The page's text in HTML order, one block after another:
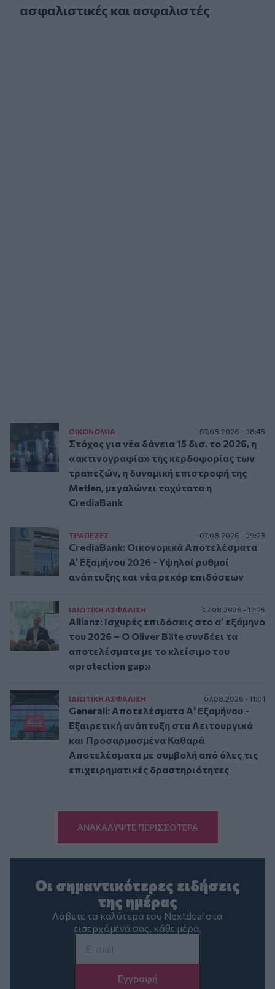
ασφαλιστικές και ασφαλιστές
ΟΙΚΟΝΟΜΙΑ 07.08.2026 - 08:45
Στόχος για νέα δάνεια 15 δισ. το 2026, η
«ακτινογραφία» της κερδοφορίας των
τραπεζών, η δυναμική επιστροφή της
Metlen, μεγαλώνει ταχύτατα η
CrediaBank
ΤΡAΠΕΖΕΣ 07.08.2026 - 09:23
CrediaBank: Οικονομικά Αποτελέσματα
A’ Εξαμήνου 2026 - Υψηλοί ρυθμοί
ανάπτυξης και νέα ρεκόρ επιδόσεων
ΙΔΙΩΤΙΚΗ ΑΣΦAΛΙΣΗ 07.08.2026 - 12:25
Allianz: Ισχυρές επιδόσεις στο α’ εξάμηνο
του 2026 – Ο Oliver Bäte συνδέει τα
αποτελέσματα με το κλείσιμο του
«protection gap»
ΙΔΙΩΤΙΚΗ ΑΣΦAΛΙΣΗ 07.08.2026 - 11:01
Generali: Αποτελέσματα Α' Εξαμήνου -
Εξαιρετική ανάπτυξη στα Λειτουργικά
και Προσαρμοσμένα Καθαρά
Αποτελέσματα με συμβολή από όλες τις
επιχειρηματικές δραστηριότητες
ΑΝΑΚΑΛΥΨΤΕ ΠΕΡΙΣΣΟΤΕΡΑ
Οι σημαντικότερες ειδήσεις
της ημέρας
Λάβετε τα καλύτερα του Nextdeal στα
εισερχόμενά σας, κάθε μέρα.